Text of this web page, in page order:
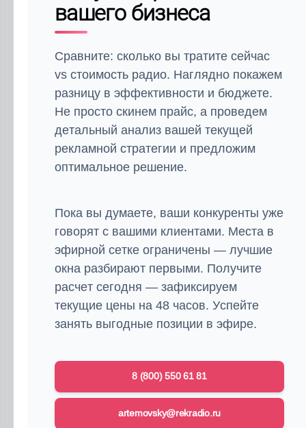
вашего бизнеса
Сравните: сколько вы тратите сейчас
vs стоимость радио. Наглядно покажем
разницу в эффективности и бюджете.
Не просто скинем прайс, а проведем
детальный анализ вашей текущей
рекламной стратегии и предложим
оптимальное решение.
Пока вы думаете, ваши конкуренты уже
говорят с вашими клиентами. Места в
эфирной сетке ограничены — лучшие
окна разбирают первыми. Получите
расчет сегодня — зафиксируем
текущие цены на 48 часов. Успейте
занять выгодные позиции в эфире.
8 (800) 550 61 81
artemovsky@rekradio.ru